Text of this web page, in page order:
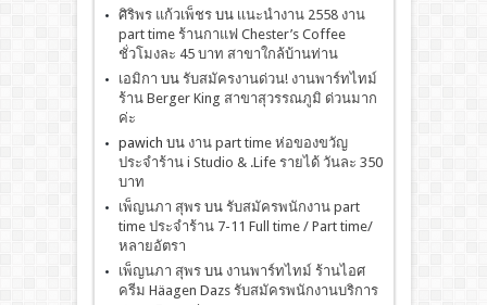
ศิริพร แก้วเพ็ชรบน เเนะนำงาน 2558 งาน
part time ร้านกาแฟ Chester’s Coffee
ชั่วโมงละ 45 บาท สาขาใกล้บ้านท่าน
เอมิกา บน รับสมัครงานด่วน! งานพาร์ทไทม์
ร้าน Berger King สาขาสุวรรณภูมิ ด่วนมาก
ค่ะ
pawich บน งาน part time ห่อของขวัญ
ประจำร้าน i Studio & .Life รายได้ วันละ 350
บาท
เพ็ญนภา สุพรบน รับสมัครพนักงาน part
time ประจำร้าน 7-11 Full time / Part time/
หลายอัตรา
เพ็ญนภา สุพรบน งานพาร์ทไทม์ ร้านไอศ
ครีม Häagen Dazs รับสมัครพนักงานบริการ